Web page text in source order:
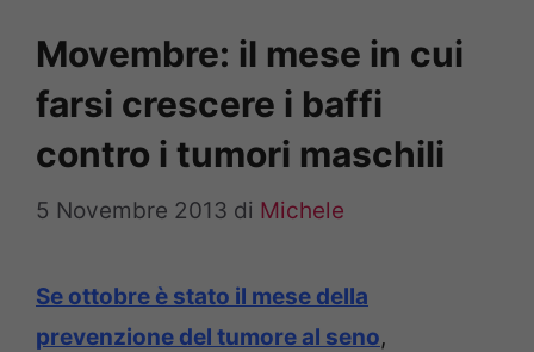
Movembre: il mese in cui
farsi crescere i baffi
contro i tumori maschili
5 Novembre 2013 di Michele
Se ottobre è stato il mese della
prevenzione del tumore al seno,